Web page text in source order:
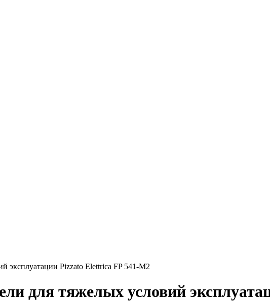
эксплуатации Pizzato Elettrica FP 541-M2
для тяжелых условий